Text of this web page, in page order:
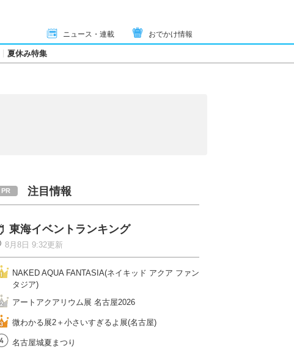
ニュース・連載 おでかけ情報
夏休み特集
注目情報
東海イベントランキング
8月8日 9:32更新
NAKED AQUA FANTASIA(ネイキッド アクア ファン
タジア)
アートアクアリウム展 名古屋2026
微わかる展2＋小さいすぎるよ展(名古屋)
名古屋城夏まつり